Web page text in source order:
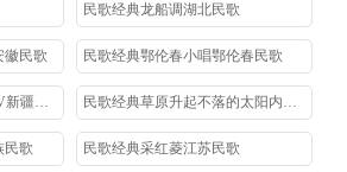
民歌经典龙船调湖北民歌
徽民歌 民歌经典鄂伦春小唱鄂伦春民歌
民歌经典达坂城的姑娘KTV新疆民歌 民歌经典草原升起不落的太阳内蒙古民歌
民歌 民歌经典采红菱江苏民歌